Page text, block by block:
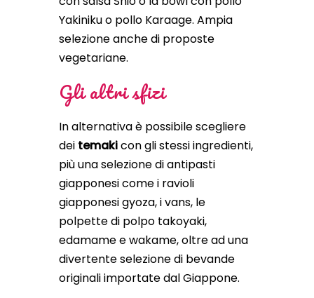
Yakiniku o pollo Karaage. Ampia
selezione anche di proposte
vegetariane.
Gli altri sfizi
In alternativa è possibile scegliere
dei temakicon gli stessi ingredienti,
più una selezione di antipasti
giapponesi come i ravioli
giapponesi gyoza, i vans, le
polpette di polpo takoyaki,
edamame e wakame, oltre ad una
divertente selezione di bevande
originali importate dal Giappone.